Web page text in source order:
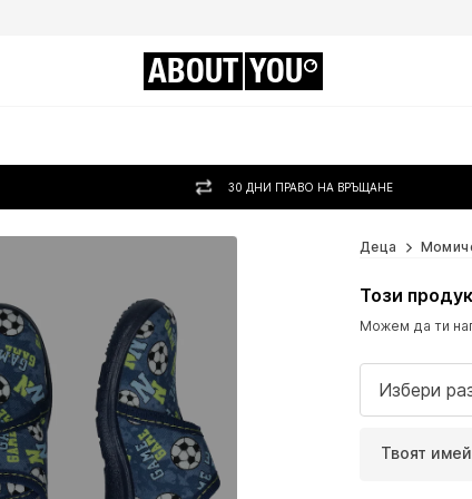
ABOUT YOU
30 ДНИ ПРАВО НА ВРЪЩАНЕ
Деца
Този
Можем да ти
Избери
Твоят